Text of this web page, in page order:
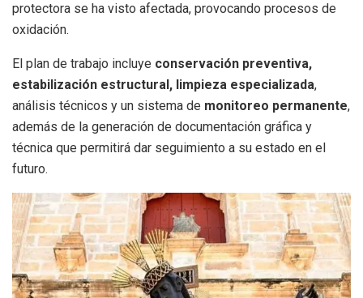
protectora se ha visto afectada, provocando procesos de
oxidación.
El plan de trabajo incluye conservación preventiva,
estabilización estructural, limpieza especializada,
análisis técnicos y un sistema de monitoreo permanente,
además de la generación de documentación gráfica y
técnica que permitirá dar seguimiento a su estado en el
futuro.